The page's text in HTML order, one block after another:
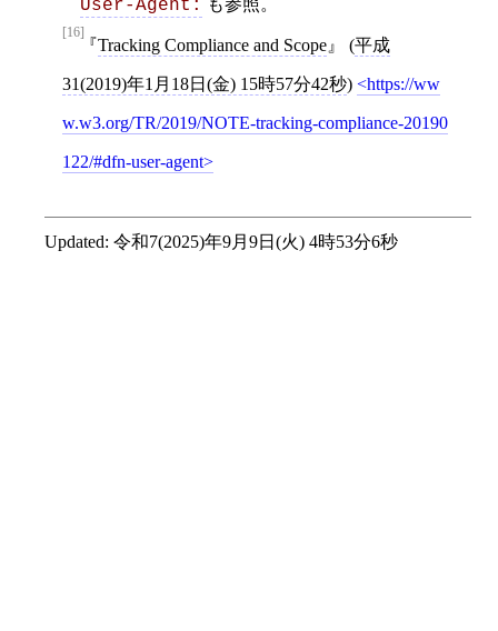
User-Agent:
[16]
Tracking Compliance and Scope (平成
31(2019)年1月18日(金) 15時57分42秒) https://ww
w.w3.org/TR/2019/NOTE-tracking-compliance-20190
122/#dfn-user-agent
Updated: 令和7(2025)年9月9日(火) 4時53分6秒